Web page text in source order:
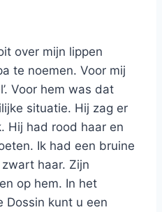
over mijn lippen
te noemen. Voor mij
Voor hem was dat
situatie. Hij zag er
Hij had rood haar en
Ik had een bruine
haar. Zijn
op hem. In het
Dossin kunt u een